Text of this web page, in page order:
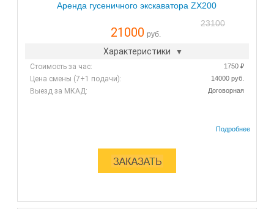
Аренда гусеничного экскаватора ZX200
23100
21000 руб.
Характеристики
Стоимость за час: 1750 ₽
Цена смены (7+1 подачи): 14000 руб.
Выезд за МКАД: Договорная